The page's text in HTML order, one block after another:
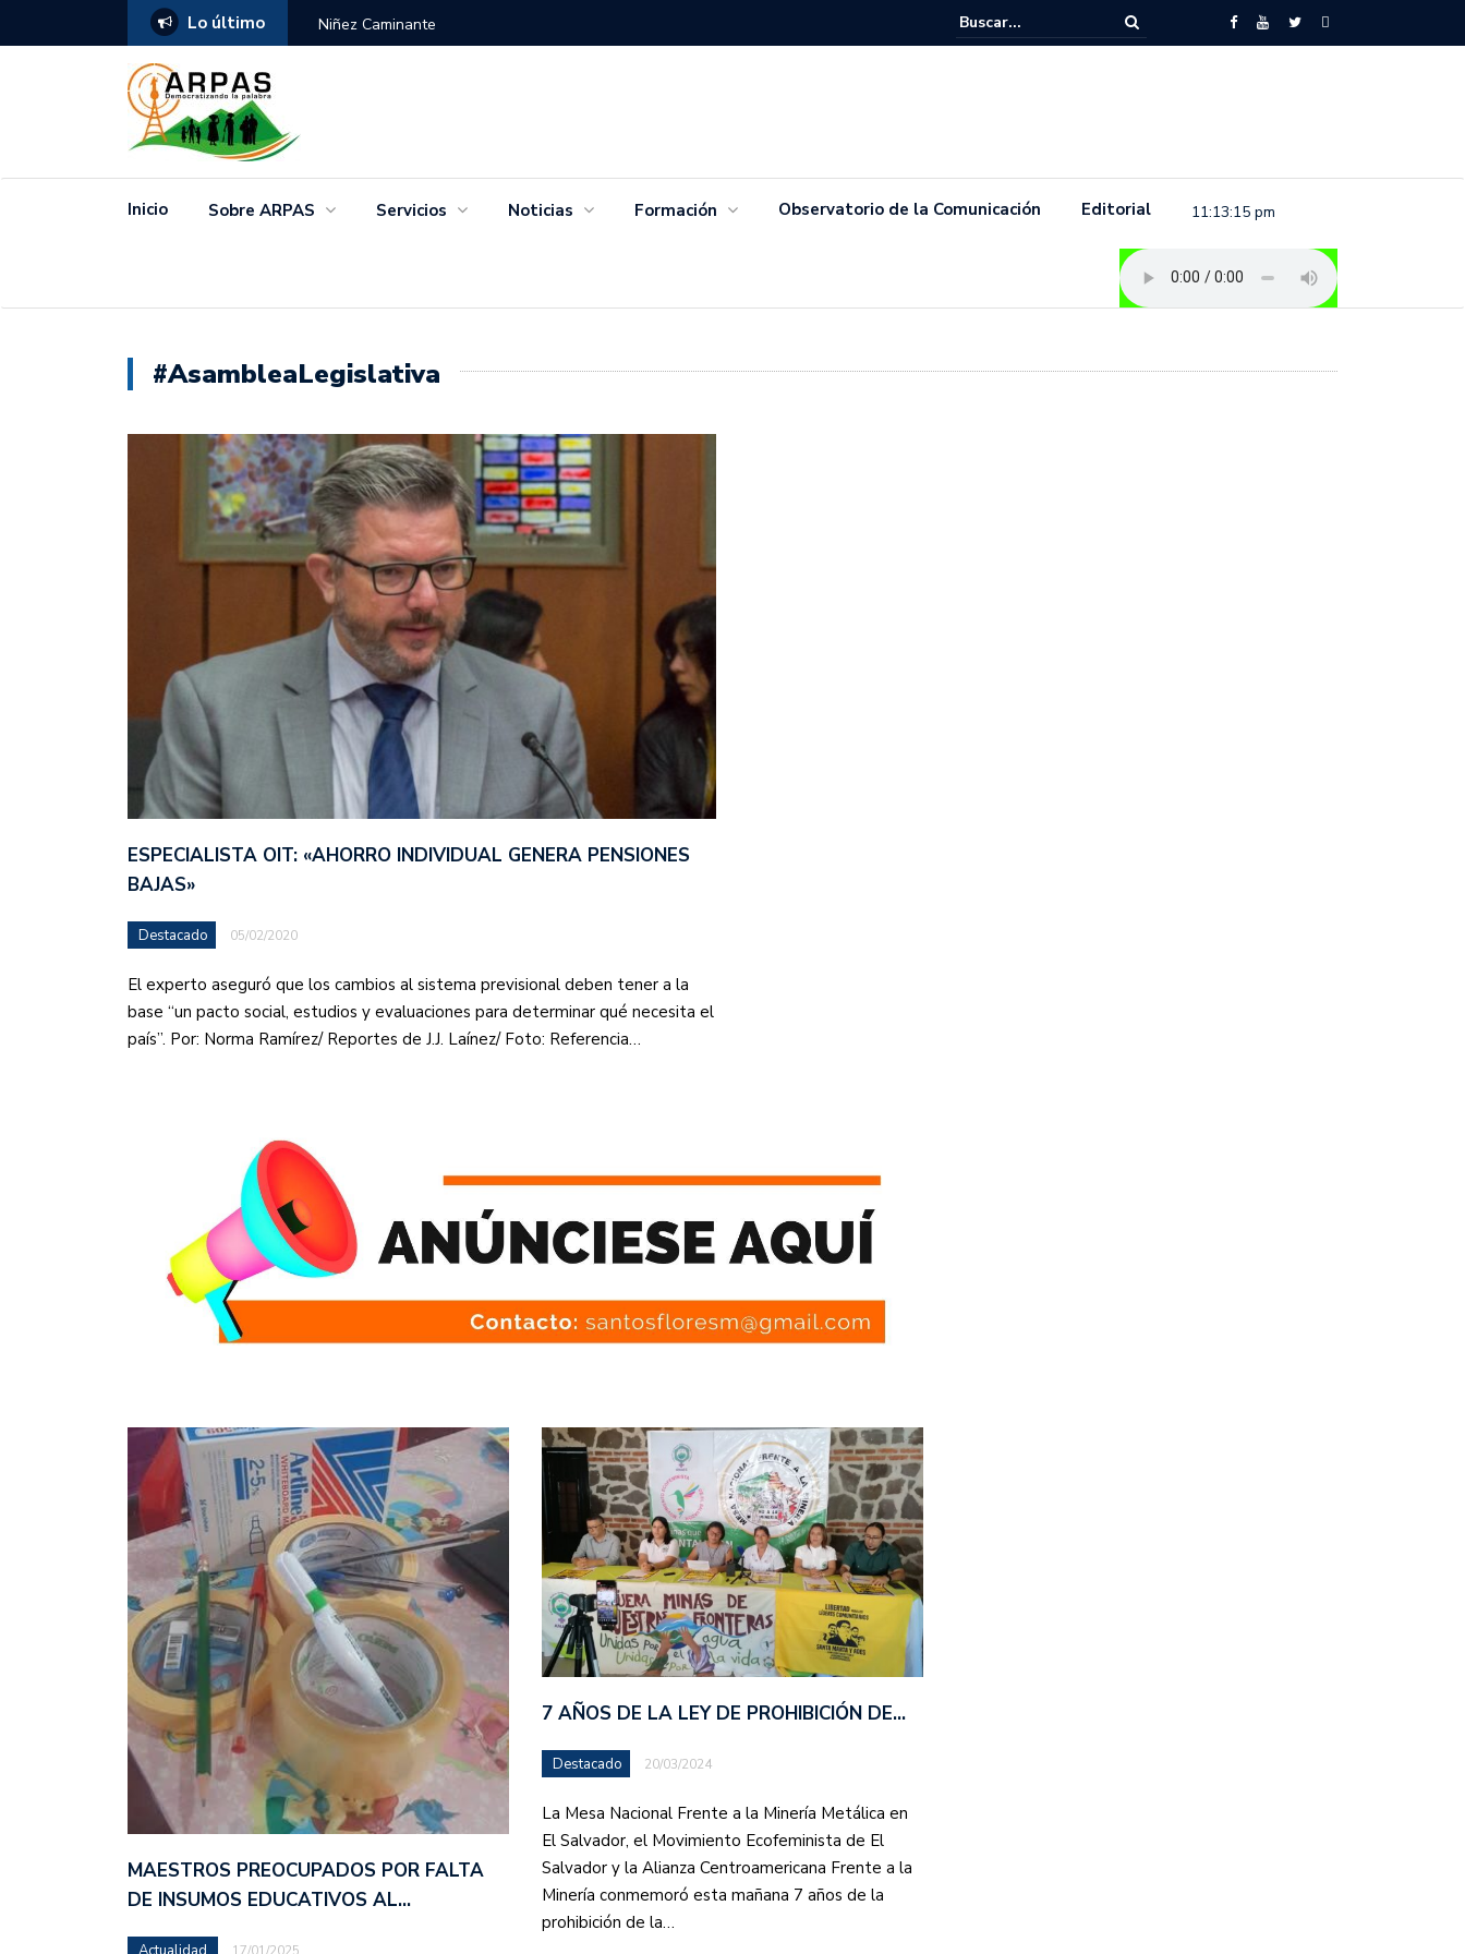
Lo último Niñez Caminante
Movimiento feminista se pronuncia previo a la conmemoración del 8 de marzo
Salvador.
Inicio Sobre ARPAS Servicios Noticias Formación Observatorio de la Comunicación Editorial 11:13:16 pm
#AsambleaLegislativa
ESPECIALISTA OIT: «AHORRO INDIVIDUAL GENERA PENSIONES
BAJAS»
Destacado 05/02/2020
El experto aseguró que los cambios al sistema previsional deben tener a la
base “un pacto social, estudios y evaluaciones para determinar qué necesita el
país”. Por: Norma Ramírez/ Reportes de J.J. Laínez/ Foto: Referencia…
MAESTROS PREOCUPADOS POR FALTA
DE INSUMOS EDUCATIVOS AL…
17/01/2025
7 AÑOS DE LA LEY DE PROHIBICIÓN DE…
Destacado 20/03/2024
La Mesa Nacional Frente a la Minería Metálica en
El Salvador, el Movimiento Ecofeminista de El
Salvador y la Alianza Centroamericana Frente a la
Minería conmemoró esta mañana 7 años de la
prohibición de la…